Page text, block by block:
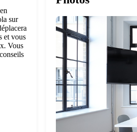
sur
et vous
Vous